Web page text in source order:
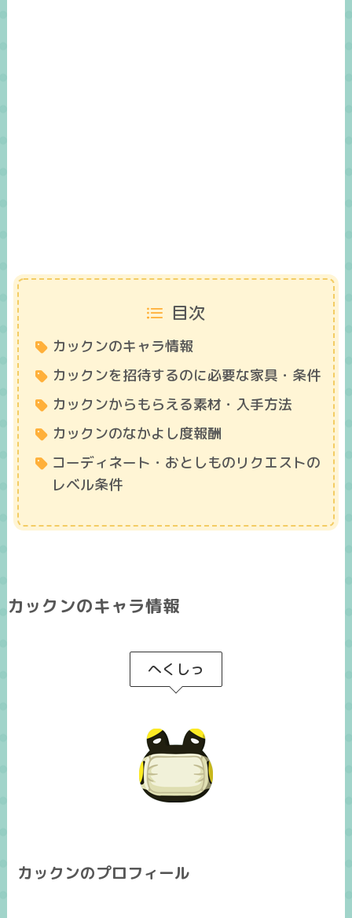
目次
カックンのキャラ情報
カックンを招待するのに必要な家具・条件
カックンからもらえる素材・入手方法
カックンのなかよし度報酬
コーディネート・おとしものリクエストの
レベル条件
カックンのキャラ情報
へくしっ
カックンのプロフィール